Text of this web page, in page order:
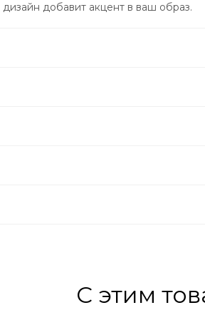
добавит акцент в ваш образ.
С этим